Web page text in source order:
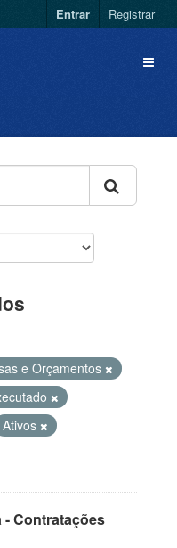
Entrar Registrar
e Orçamentos
Ativos
- Contratações